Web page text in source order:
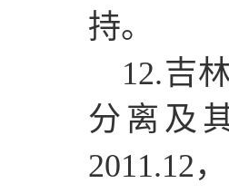
持。
12.吉
分离及
2011.12